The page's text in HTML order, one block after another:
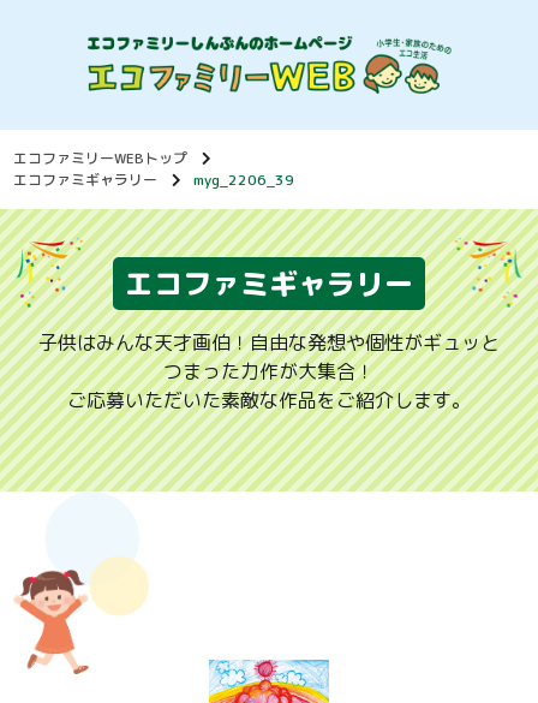
エコファミリーWEBトップ
エコファミギャラリー
myg_2206_39
エコファミギャラリー
子供はみんな天才画伯！自由な発想や個性がギュッと
つまった力作が大集合！
ご応募いただいた素敵な作品をご紹介します。